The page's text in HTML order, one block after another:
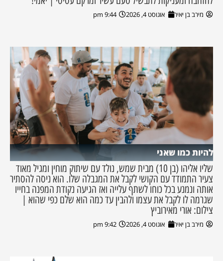
מירב בן יאיר אוגוסט 4, 2026 9:44 pm
להיות כמו שאני
שליו אליהו (בן 10) מבית שמש, נולד עם שיתוק מוחין ומגיל מאוד
צעיר התמודד עם הקושי לקבל את המגבלה שלו. הוא ניסה להסתיר
אותה ונמנע בכל כוחו לשתף עלייה ואז הגיעה נקודת המפנה בחייו
שגרמה לו לקבל את עצמו ולהבין עד כמה הוא שלם כפי שהוא |
צילום: אורי מאירוביץ
מירב בן יאיר אוגוסט 4, 2026 9:42 pm